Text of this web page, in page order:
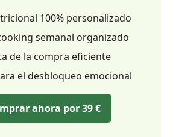
100% personalizado
semanal organizado
de la compra eficiente
el desbloqueo emocional
ahora por 39 €